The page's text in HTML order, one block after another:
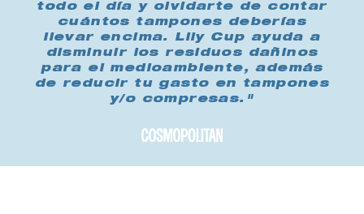
todo el día y olvidarte de contar
cuántos tampones deberías
llevar encima. Lily Cup ayuda a
disminuir los residuos dañinos
para el medioambiente, además
de reducir tu gasto en tampones
y/o compresas."